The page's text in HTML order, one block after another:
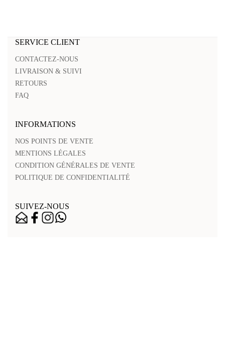
SERVICE CLIENT
CONTACTEZ-NOUS
LIVRAISON & SUIVI
RETOURS
FAQ
INFORMATIONS
NOS POINTS DE VENTE
MENTIONS LÉGALES
CONDITION GÉNÉRALES DE VENTE
POLITIQUE DE CONFIDENTIALITÉ
SUIVEZ-NOUS